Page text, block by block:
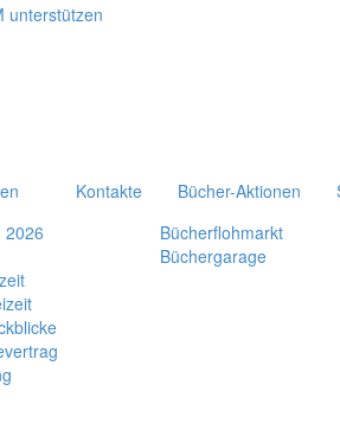
2026
Kontakte
Bücher-Aktionen
Bücherflohmarkt
Büchergarage